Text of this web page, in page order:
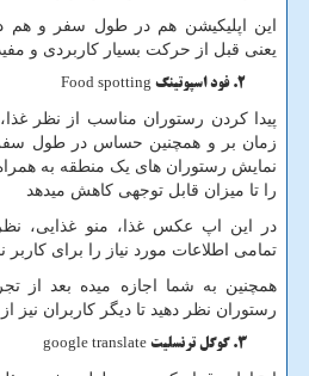
این اپلیکیشن هم در طول سفر و هم
یعنی قبل از حرکت بسیار کاربردی و
فود اسپوتینگ Food spotting
پیدا کردن رستوران مناسب از نظر
زمان بر و همچنین حساس در طول سفر
نمایش رستوران های یک منطقه به
را تا میزان قابل توجهی کاهش میدهد
در این اپ عکس غذا، منو غذایی،
تمامی اطلاعات مورد نیاز را برای
همچنین به شما اجازه میده بعد از
رستوران نظر دهید تا دیگر کاربران نیز از
گوگل ترنسلیت google translate